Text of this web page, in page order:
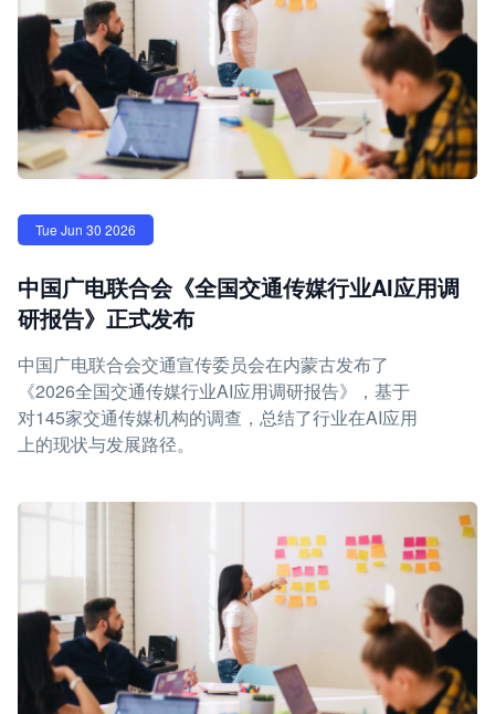
Tue Jun 30 2026
中国广电联合会《全国交通传媒行业AI应用调
研报告》正式发布
中国广电联合会交通宣传委员会在内蒙古发布了
《2026全国交通传媒行业AI应用调研报告》，基于
对145家交通传媒机构的调查，总结了行业在AI应用
上的现状与发展路径。